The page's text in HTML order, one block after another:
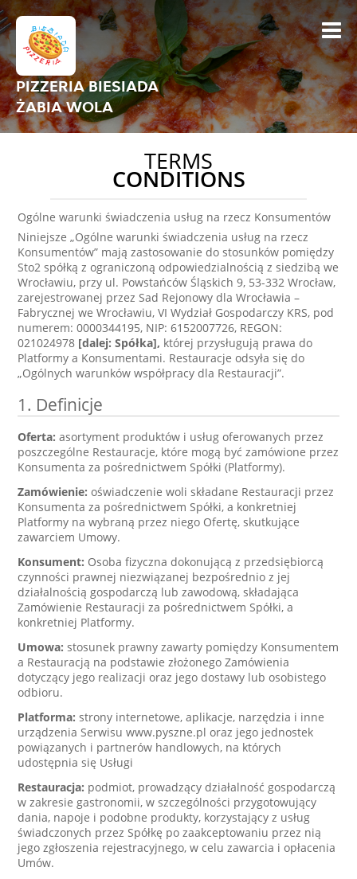
PIZZERIA BIESIADA
ŻABIA WOLA
TERMS
CONDITIONS
Ogólne warunki świadczenia usług na rzecz Konsumentów
Niniejsze „Ogólne warunki świadczenia usług na rzecz
Konsumentów” mają zastosowanie do stosunków pomiędzy
Sto2 spółką z ograniczoną odpowiedzialnością z siedzibą we
Wrocławiu, przy ul. Powstańców Śląskich 9, 53-332 Wrocław,
zarejestrowanej przez Sad Rejonowy dla Wrocławia –
Fabrycznej we Wrocławiu, VI Wydział Gospodarczy KRS, pod
numerem: 0000344195, NIP: 6152007726, REGON:
021024978 [dalej: Spółka], której przysługują prawa do
Platformy a Konsumentami. Restauracje odsyła się do
„Ogólnych warunków współpracy dla Restauracji”.
1. Definicje
Oferta:asortyment produktów i usług oferowanych przez
poszczególne Restauracje, które mogą być zamówione przez
Konsumenta za pośrednictwem Spółki (Platformy).
Zamówienie:oświadczenie woli składane Restauracji przez
Konsumenta za pośrednictwem Spółki, a konkretniej
Platformy na wybraną przez niego Ofertę, skutkujące
zawarciem Umowy.
Konsument: Osoba fizyczna dokonującą z przedsiębiorcą
czynności prawnej niezwiązanej bezpośrednio z jej
działalnością gospodarczą lub zawodową, składająca
Zamówienie Restauracji za pośrednictwem Spółki, a
konkretniej Platformy.
Umowa:stosunek prawny zawarty pomiędzy Konsumentem
a Restauracją na podstawie złożonego Zamówienia
dotyczący jego realizacji oraz jego dostawy lub osobistego
odbioru.
Platforma:strony internetowe, aplikacje, narzędzia i inne
urządzenia Serwisu www.pyszne.pl oraz jego jednostek
powiązanych i partnerów handlowych, na których
udostępnia się Usługi
Restauracja: podmiot, prowadzący działalność gospodarczą
w zakresie gastronomii, w szczególności przygotowujący
dania, napoje i podobne produkty, korzystający z usług
świadczonych przez Spółkę po zaakceptowaniu przez nią
jego zgłoszenia rejestracyjnego, w celu zawarcia i opłacenia
Umów.